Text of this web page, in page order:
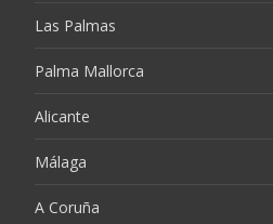
Las Palmas
Palma Mallorca
Alicante
Málaga
A Coruña